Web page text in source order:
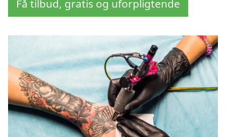
Få tilbud, gratis og uforpligtende